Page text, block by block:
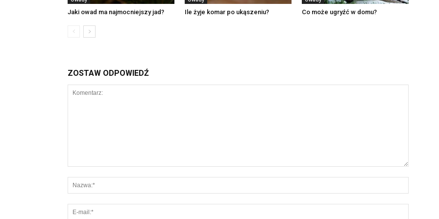
Jaki owad ma najmocniejszy jad? Ile żyje komar po ukąszeniu? Co może ugryźć w domu?
ZOSTAW ODPOWIEDŹ